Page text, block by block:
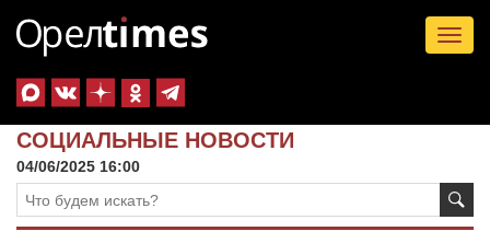
СОЦИАЛЬНЫЕ НОВОСТИ
04/06/2025 16:00